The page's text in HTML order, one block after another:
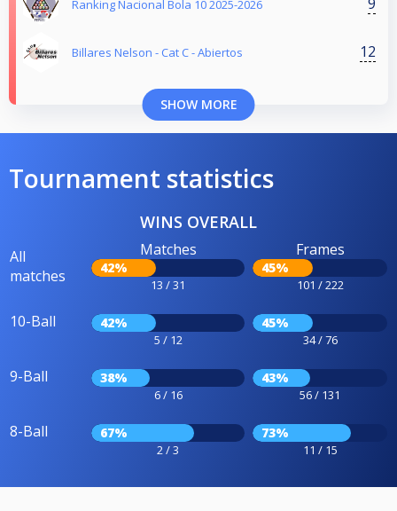
Ranking Nacional Bola 10 2025-2026
Billares Nelson - Cat C - Abiertos 12
SHOW MORE
Tournament statistics
WINS OVERALL
All
matches
Matches
42%
13 / 31
Frames
45%
101 / 222
10-Ball 42%
5 / 12
45%
34 / 76
9-Ball 38%
6 / 16
43%
56 / 131
8-Ball 67%
2 / 3
73%
11 / 15